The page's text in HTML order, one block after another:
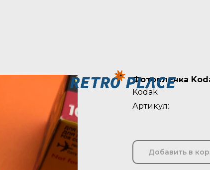
Фотопленка
Kodak
Артикул:
Добавить в